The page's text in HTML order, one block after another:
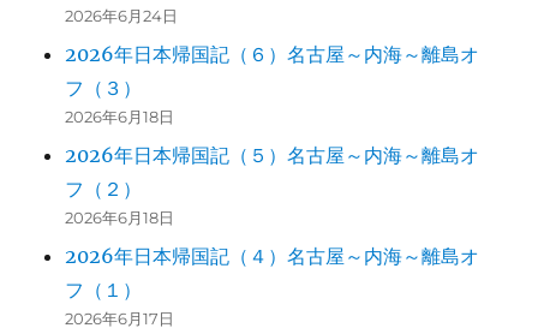
2026年6月24日
2026年日本帰国記（６）名古屋～内海～離島オ
フ（３）
2026年6月18日
2026年日本帰国記（５）名古屋～内海～離島オ
フ（２）
2026年6月18日
2026年日本帰国記（４）名古屋～内海～離島オ
フ（１）
2026年6月17日